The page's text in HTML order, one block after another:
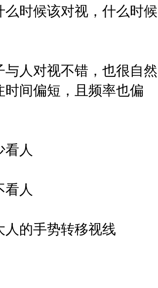
么时候该对视，什么时候
人对视不错，也很自然
间偏短，且频率也偏
看人
看人
的手势转移视线